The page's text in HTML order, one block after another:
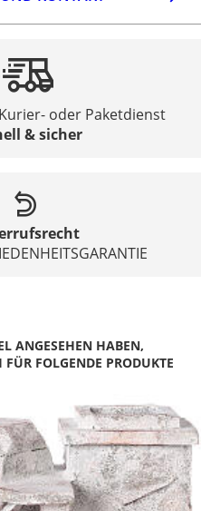
oder Paketdienst
& sicher
ANGESEHEN HABEN,
FOLGENDE PRODUKTE